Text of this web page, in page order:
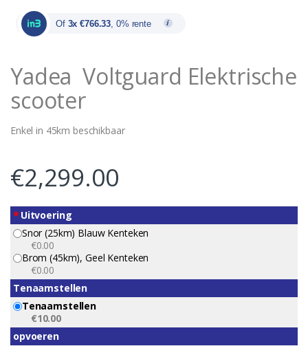
Of 3x €766.33 , 0% rente
Yadea Voltguard Elektrische
scooter
Enkel in 45km beschikbaar
€2,299.00
*Uitvoering
Snor (25km) Blauw Kenteken
€0.00
Brom (45km), Geel Kenteken
€0.00
Tenaamstellen
Tenaamstellen
€10.00
opvoeren